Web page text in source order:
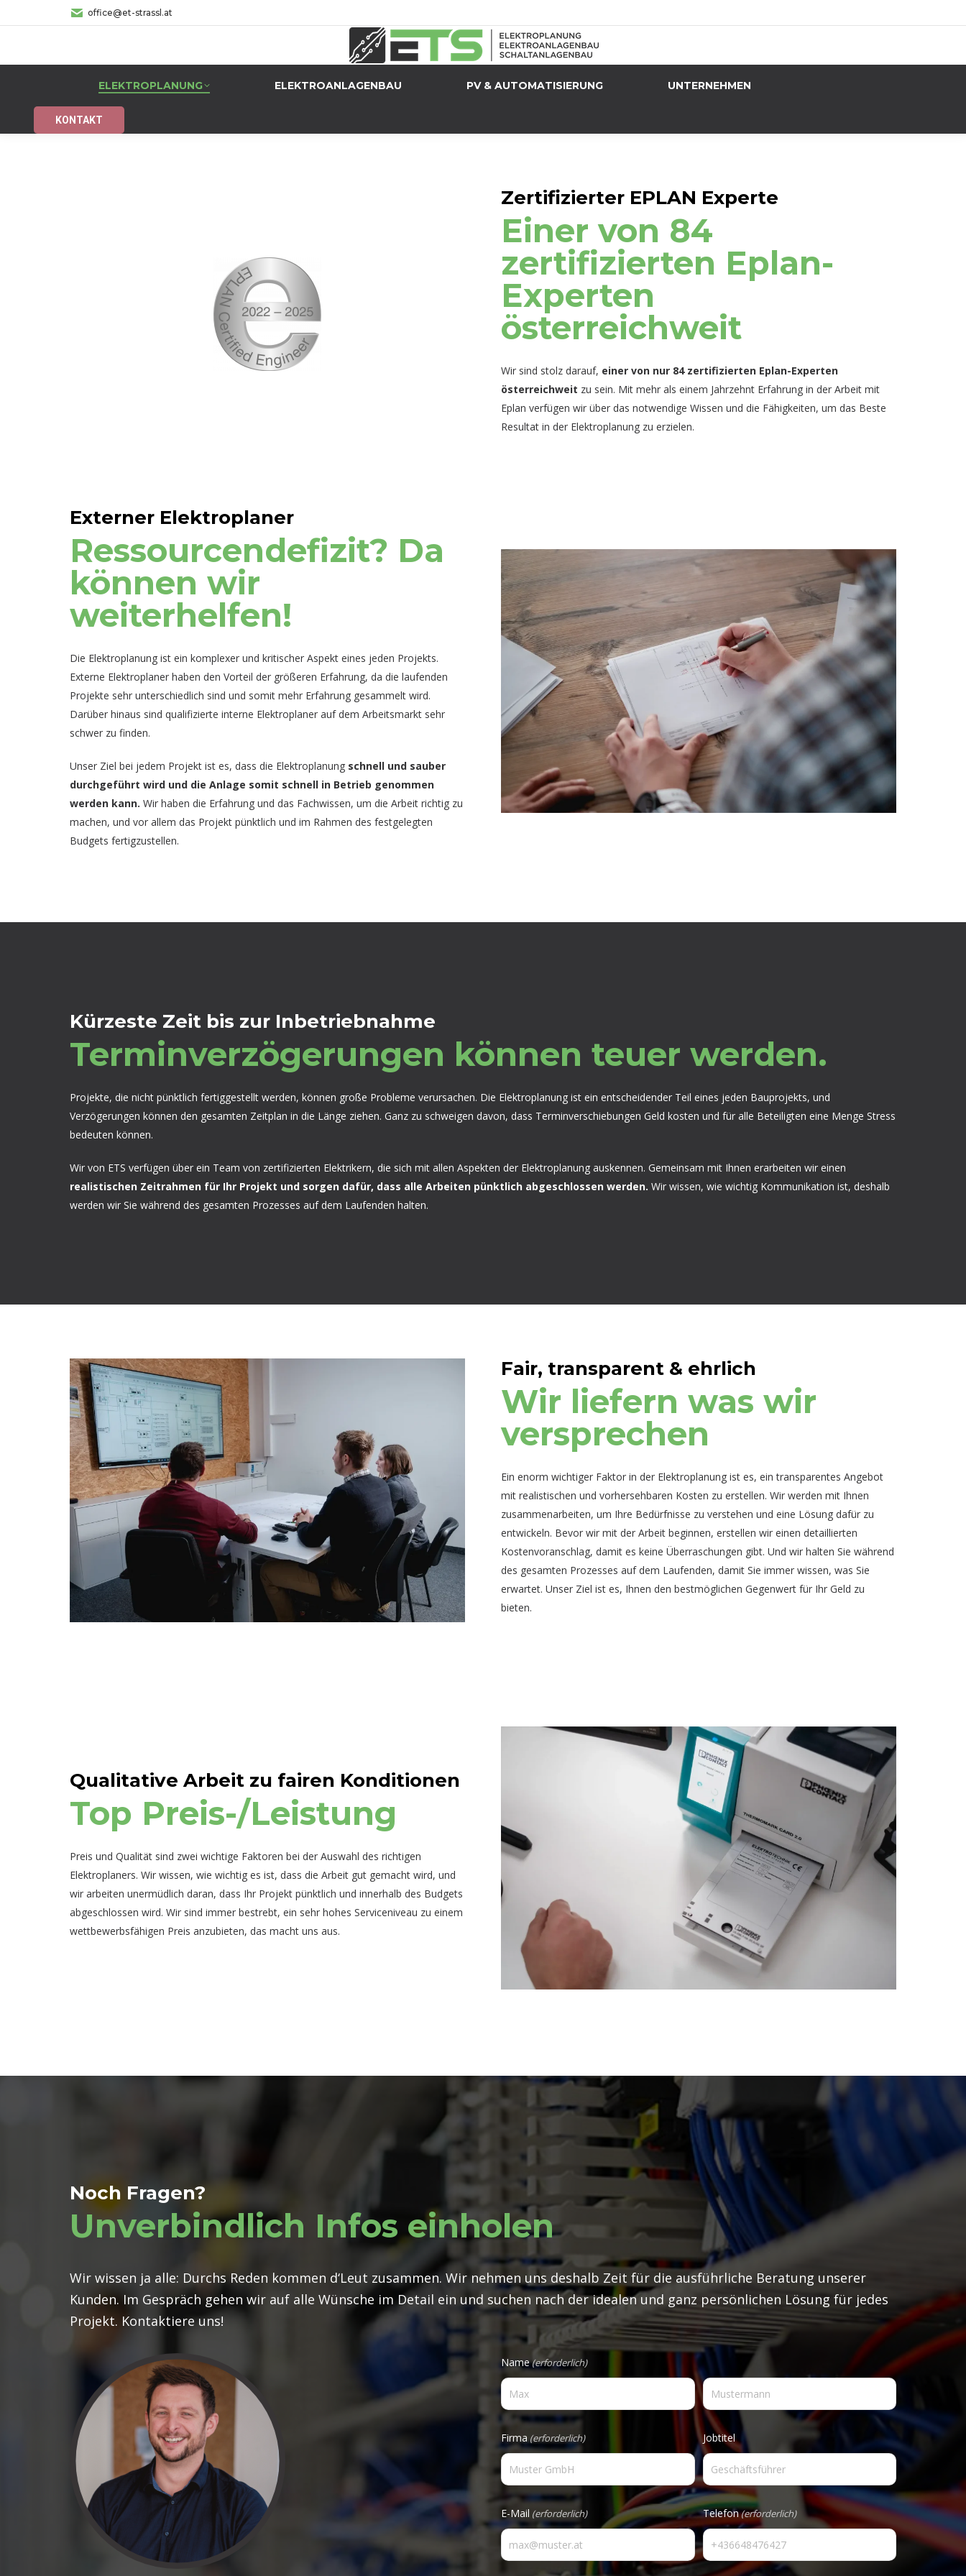
office@et-strassl.at
ELEKTROPLANUNG ELEKTROANLAGENBAU PV & AUTOMATISIERUNG UNTERNEHMEN
KONTAKT
Zertifizierter EPLAN Experte
Einer von 84
zertifizierten Eplan-
Experten
österreichweit
Wir sind stolz darauf, einer von nur 84 zertifizierten Eplan-Experten
österreichweit zu sein. Mit mehr als einem Jahrzehnt Erfahrung in der Arbeit mit
Eplan verfügen wir über das notwendige Wissen und die Fähigkeiten, um das Beste
Resultat in der Elektroplanung zu erzielen.
Externer Elektroplaner
Ressourcen­­defizit? Da
können wir
weiterhelfen!
Die Elektroplanung ist ein komplexer und kritischer Aspekt eines jeden Projekts.
Externe Elektroplaner haben den Vorteil der größeren Erfahrung, da die laufenden
Projekte sehr unterschiedlich sind und somit mehr Erfahrung gesammelt wird.
Darüber hinaus sind qualifizierte interne Elektroplaner auf dem Arbeitsmarkt sehr
schwer zu finden.
Unser Ziel bei jedem Projekt ist es, dass die Elektroplanung schnell und sauber
durchgeführt wird und die Anlage somit schnell in Betrieb genommen
werden kann. Wir haben die Erfahrung und das Fachwissen, um die Arbeit richtig zu
machen, und vor allem das Projekt pünktlich und im Rahmen des festgelegten
Budgets fertigzustellen.
Kürzeste Zeit bis zur Inbetriebnahme
Termin­verzögerungen können teuer werden.
Projekte, die nicht pünktlich fertiggestellt werden, können große Probleme verursachen. Die Elektroplanung ist ein entscheidender Teil eines jeden Bauprojekts, und
Verzögerungen können den gesamten Zeitplan in die Länge ziehen. Ganz zu schweigen davon, dass Terminverschiebungen Geld kosten und für alle Beteiligten eine Menge Stress
bedeuten können.
Wir von ETS verfügen über ein Team von zertifizierten Elektrikern, die sich mit allen Aspekten der Elektroplanung auskennen. Gemeinsam mit Ihnen erarbeiten wir einen
realistischen Zeitrahmen für Ihr Projekt und sorgen dafür, dass alle Arbeiten pünktlich abgeschlossen werden. Wir wissen, wie wichtig Kommunikation ist, deshalb
werden wir Sie während des gesamten Prozesses auf dem Laufenden halten.
Fair, transparent & ehrlich
Wir liefern was wir
versprechen
Ein enorm wichtiger Faktor in der Elektroplanung ist es, ein transparentes Angebot
mit realistischen und vorhersehbaren Kosten zu erstellen. Wir werden mit Ihnen
zusammenarbeiten, um Ihre Bedürfnisse zu verstehen und eine Lösung dafür zu
entwickeln. Bevor wir mit der Arbeit beginnen, erstellen wir einen detaillierten
Kostenvoranschlag, damit es keine Überraschungen gibt. Und wir halten Sie während
des gesamten Prozesses auf dem Laufenden, damit Sie immer wissen, was Sie
erwartet. Unser Ziel ist es, Ihnen den bestmöglichen Gegenwert für Ihr Geld zu
bieten.
Qualitative Arbeit zu fairen Konditionen
Top Preis-/Leistung
Preis und Qualität sind zwei wichtige Faktoren bei der Auswahl des richtigen
Elektroplaners. Wir wissen, wie wichtig es ist, dass die Arbeit gut gemacht wird, und
wir arbeiten unermüdlich daran, dass Ihr Projekt pünktlich und innerhalb des Budgets
abgeschlossen wird. Wir sind immer bestrebt, ein sehr hohes Serviceniveau zu einem
wettbewerbsfähigen Preis anzubieten, das macht uns aus.
Noch Fragen?
Unverbindlich Infos einholen
Wir wissen ja alle: Durchs Reden kommen d‘Leut zusammen. Wir nehmen uns deshalb Zeit für die ausführliche Beratung unserer
Kunden. Im Gespräch gehen wir auf alle Wünsche im Detail ein und suchen nach der idealen und ganz persönlichen Lösung für jedes
Projekt. Kontaktiere uns!
Name(erforderlich)
Nachname
Firma (erforderlich) Jobtitel
E-Mail (erforderlich) Telefon(erforderlich)